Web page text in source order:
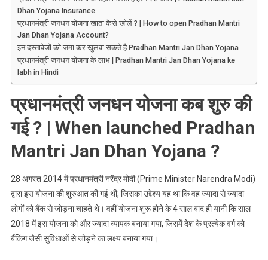
Dhan Yojana Insurance
प्रधानमंत्री जनधन योजना खाता कैसे खोलें ? | How to open Pradhan Mantri
Jan Dhan Yojana Account?
इन दस्तावेजों को जमा कर खुलवा सकते है Pradhan Mantri Jan Dhan Yojana
प्रधानमंत्री जनधन योजना के लाभ | Pradhan Mantri Jan Dhan Yojana ke
labh in Hindi
प्रधानमंत्री जनधन योजना कब शुरु की
गई ? | When launched Pradhan
Mantri Jan Dhan Yojana ?
28 अगस्त 2014 में प्रधानमंत्री नरेंद्र मोदी (Prime Minister Narendra Modi)
द्वारा इस योजना की शुरुआत की गई थी, जिसका उद्देश्य यह था कि वह ज्यादा से ज्यादा
लोगों को बैंक से जोड़ना चाहते थे। वहीं योजना शुरू होने के 4 साल बाद ही यानी कि साल
2018 में इस योजना को और ज्यादा व्यापक बनाया गया, जिसमें देश के प्रत्येक वर्ग को
बैंकिंग जैसी सुविधाओं से जोड़ने का लक्ष्य बनाया गया।